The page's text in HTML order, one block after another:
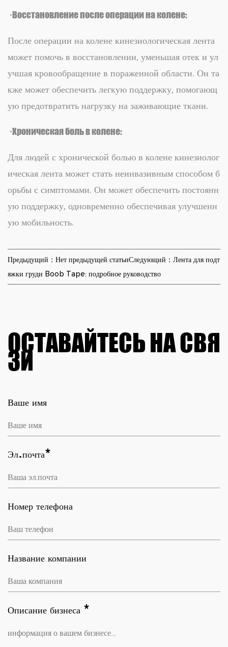
· Восстановление после операции на колене:
После операции на колене кинезиологическая лента
может помочь в восстановлении, уменьшая отек и ул
учшая кровообращение в пораженной области. Он та
кже может обеспечить легкую поддержку, помогающ
ую предотвратить нагрузку на заживающие ткани.
· Хроническая боль в колене:
Для людей с хронической болью в колене кинезиолог
ическая лента может стать неинвазивным способом б
орьбы с симптомами. Он может обеспечить постоянн
ую поддержку, одновременно обеспечивая улучшенн
ую мобильность.
Предыдущий：Нет предыдущей статьиСледующий：Лента для подт
яжки груди Boob Tape: подробное руководство
ОСТАВАЙТЕСЬ НА СВЯ
ЗИ
Ваше имя
Эл.почта*
Номер телефона
Название компании
Описание бизнеса *